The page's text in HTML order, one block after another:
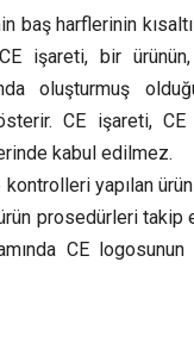
baş harflerinin
işareti, bir
oluşturmuş
CE işareti,
kabul edilmez.
yapılan
prosedürleri takip
CE